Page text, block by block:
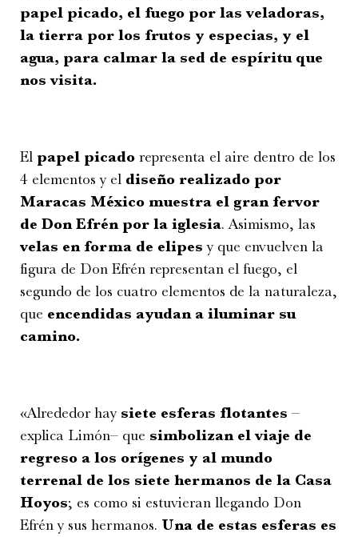
papel picado, el fuego por las veladoras,
la tierra por los frutos y especias, y el
agua, para calmar la sed de espíritu que
nos visita.
El papel picado representa el aire dentro de los
4 elementos y el diseño realizado por
Maracas México muestra el gran fervor
de Don Efrén por la iglesia. Asimismo, las
velas en forma de elipes y que envuelven la
figura de Don Efrén representan el fuego, el
segundo de los cuatro elementos de la naturaleza,
que encendidas ayudan a iluminar su
camino.
«Alrededor hay siete esferas flotantes –
explica Limón­– que simbolizan el viaje de
regreso a los orígenes y al mundo
terrenal de los siete hermanos de la Casa
Hoyos; es como si estuvieran llegando Don
Efrén y sus hermanos. Una de estas esferas es